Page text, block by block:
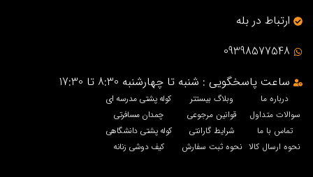
ارتباط در بله
09398577548
ساعت پاسخگویی : شنبه تا چهارشنبه 8:30 تا 17:30
درباره ما
سوالات متداول
تماس با ما
نحوه ارسال کالا
وبلاگ بیستتر
قوانین مرجوعی
شرایط گارانتی
نحوه ثبت سفارش
کوله پشتی مدرسه ای
چمدان مسافرتی
کوله پشتی دانشگاهی
کیف دوشی زنانه